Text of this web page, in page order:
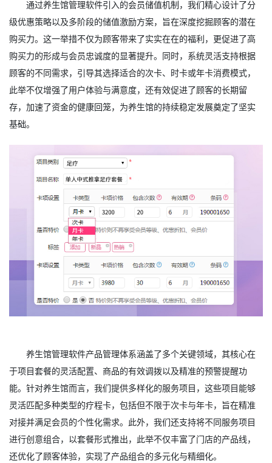
通过养生馆管理软件引入的会员储值机制，我们精心设计了分
级优惠策略以及多阶段的储值激励方案，旨在深度挖掘顾客的潜在
购买力。这一举措不仅为顾客带来了实实在在的福利，更促进了高
购买力的形成与会员忠诚度的显著提升。同时，系统灵活支持根据
顾客的不同需求，引导其选择适合的次卡、时卡或年卡消费模式，
此举不仅增强了用户体验与满意度，还有效促进了顾客的长期留
存，加速了资金的健康回笼，为养生馆的持续稳定发展奠定了坚实
基础。
养生馆管理软件产品管理体系涵盖了多个关键领域，其核心在
于项目套餐的灵活配置、商品的有效调拨以及精准的预警提醒功
能。针对养生馆而言，我们提供多样化的服务项目，这些项目能够
灵活匹配多种类型的疗程卡，包括但不限于次卡与年卡，旨在精准
对接并满足会员的个性化需求。此外，我们还支持将不同服务项目
进行创意组合，以套餐形式推出，此举不仅丰富了门店的产品线，
还优化了顾客体验，实现了产品组合的多元化与精细化。